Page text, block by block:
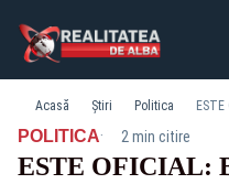
Acasă Știri Politica
POLITICA· 2 min citire
ESTE OFICIAL: